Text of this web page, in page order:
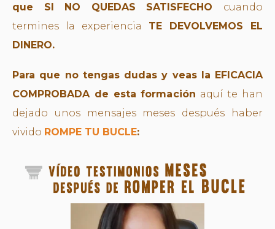
que SI NO QUEDAS SATISFECHO cuando
termines la experiencia TE DEVOLVEMOS EL
DINERO.
Para que no tengas dudas y veas la EFICACIA
COMPROBADA de esta formación aquí te han
dejado unos mensajes meses después haber
vivido ROMPE TU BUCLE: